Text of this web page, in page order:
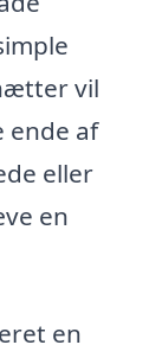
vil
ende af
eller
en
en